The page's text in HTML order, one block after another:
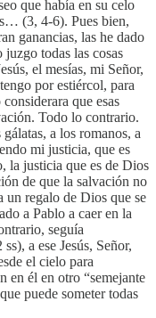
que había en su celo
(3, 4-6). Pues bien,
ganancias, las he dado
todas las cosas
el mesías, mi Señor,
por estiércol, para
que esas
Todo lo contrario.
a los romanos, a
mi justicia, que es
la justicia que es de Dios
de que la salvación no
un regalo de Dios que se
a Pablo a caer en la
seguía
a ese Jesús, Señor,
el cielo para
en él en otro “semejante
puede someter todas